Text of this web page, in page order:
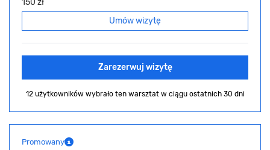
Umów wizytę
Zarezerwuj wizytę
12 użytkowników wybrało ten warsztat w ciągu ostatnich 30 dni
Promowany